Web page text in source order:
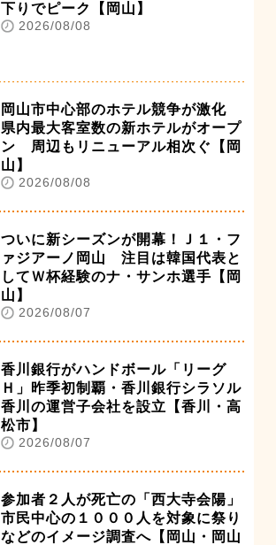
下りでピーク【岡山】
2026/08/08
岡山市中心部のホテル競争が激化
県内最大客室数の新ホテルがオープ
ン 周辺もリニューアル相次ぐ【岡
山】
2026/08/08
ついに新シーズンが開幕！Ｊ１・フ
ァジアーノ岡山 注目は韓国代表と
してＷ杯経験のナ・サンホ選手【岡
山】
2026/08/07
香川銀行がハンドボール「リーグ
Ｈ」昨季初制覇・香川銀行シラソル
香川の運営子会社を設立【香川・高
松市】
2026/08/07
参加者２人が死亡の「西大寺会陽」
市民中心の１０００人を対象に祭り
などのイメージ調査へ【岡山・岡山